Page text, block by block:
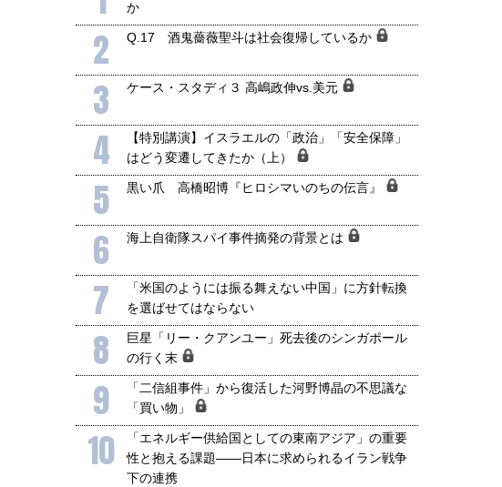
か
2 Q.17 酒鬼薔薇聖斗は社会復帰しているか
3 ケース・スタディ３ 高嶋政伸vs.美元
4
【特別講演】イスラエルの「政治」「安全保障」
はどう変遷してきたか（上）
5 黒い爪 高橋昭博『ヒロシマいのちの伝言』
6 海上自衛隊スパイ事件摘発の背景とは
7
「米国のようには振る舞えない中国」に方針転換
を選ばせてはならない
8
巨星「リー・クアンユー」死去後のシンガポール
の行く末
9
「二信組事件」から復活した河野博晶の不思議な
「買い物」
10
「エネルギー供給国としての東南アジア」の重要
性と抱える課題――日本に求められるイラン戦争
下の連携